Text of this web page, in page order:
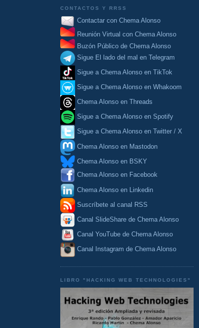
CONTACTOS Y RRSS
Contactar con Chema Alonso
Reunión Virtual con Chema Alonso
Buzón Público de Chema Alonso
Sigue El lado del mal en Telegram
Sigue a Chema Alonso en TikTok
Sigue a Chema Alonso en Whakoom
Chema Alonso en Threads
Sigue a Chema Alonso en Spotify
Sigue a Chema Alonso en Twitter / X
Chema Alonso en Mastodon
Chema Alonso en BSKY
Chema Alonso en Facebook
Chema Alonso en Linkedin
Suscríbete al canal RSS
Canal SlideShare de Chema Alonso
Canal YouTube de Chema Alonso
Canal Instagram de Chema Alonso
LIBRO "HACKING WEB TECHNOLOGIES"